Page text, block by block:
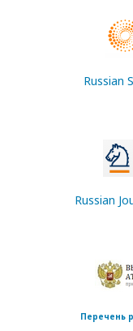
Russian
Russian
Перечень